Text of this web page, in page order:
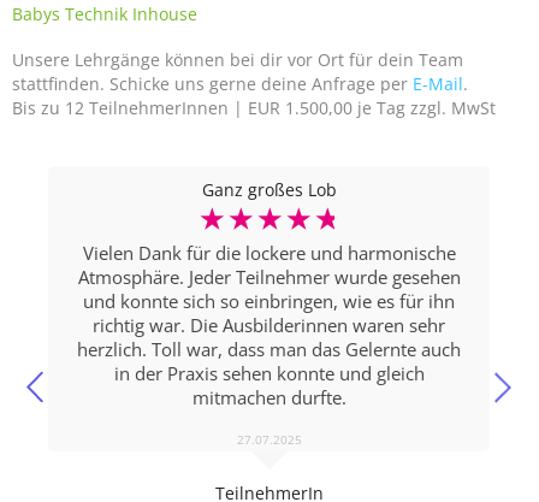
Babys Technik Inhouse
Unsere Lehrgänge können bei dir vor Ort für dein Team
stattfinden. Schicke uns gerne deine Anfrage per E-Mail.
Bis zu 12 TeilnehmerInnen | EUR 1.500,00 je Tag zzgl. MwSt
TeilnehmerIn
Ganz großes Lob
☆ ☆ ☆ ☆ ☆
Vielen Dank für die lockere und harmonische
Atmosphäre. Jeder Teilnehmer wurde gesehen
und konnte sich so einbringen, wie es für ihn
richtig war. Die Ausbilderinnen waren sehr
herzlich. Toll war, dass man das Gelernte auch
in der Praxis sehen konnte und gleich
mitmachen durfte.
27.07.2025